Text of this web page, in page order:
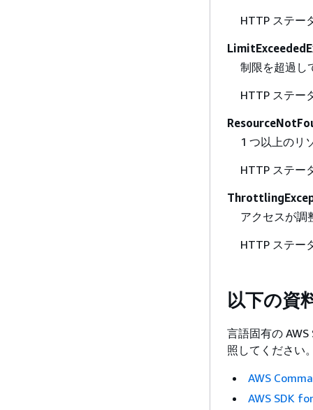
HTTP ステー
制限を超過し
HTTP ステー
1 つ以上のリ
HTTP ステー
アクセスが調
HTTP ステー
以下の資
言語固有の
照してください
AWS
AWS SDK